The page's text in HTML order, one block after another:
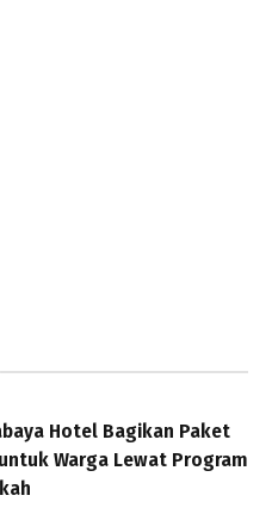
Hotel Bagikan Paket
Warga Lewat Program